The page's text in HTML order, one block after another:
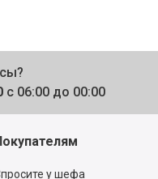
с 06:00 до 00:00
у шефа